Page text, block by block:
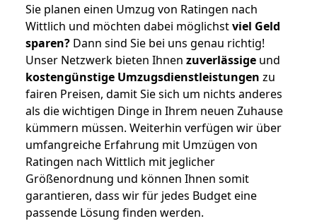
Sie planen einen Umzug von Ratingen nach
Wittlich und möchten dabei möglichstviel Geld
sparen? Dann sind Sie bei uns genau richtig!
Unser Netzwerk bieten Ihnen zuverlässige und
kostengünstige Umzugsdienstleistungen zu
fairen Preisen, damit Sie sich um nichts anderes
als die wichtigen Dinge in Ihrem neuen Zuhause
kümmern müssen. Weiterhin verfügen wir über
umfangreiche Erfahrung mit Umzügen von
Ratingen nach Wittlich mit jeglicher
Größenordnung und können Ihnen somit
garantieren, dass wir für jedes Budget eine
passende Lösung finden werden.